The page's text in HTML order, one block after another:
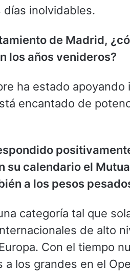
días inolvidables.
de Madrid,
los años venideros?
ha estado
encantado de
su calendario el
a los pesos
categoría tal que
de alto
Con el tiempo
los grandes en el